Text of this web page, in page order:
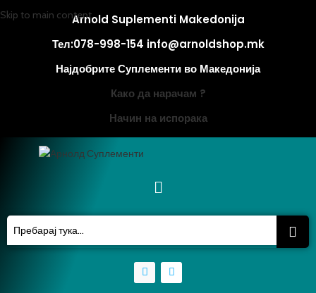
Skip to main contentArnold Suplementi Makedonija
Тел:078-998-154 info@arnoldshop.mk
Најдобрите Суплементи во Македонија
Како да нарачам ?
Начин на испорака